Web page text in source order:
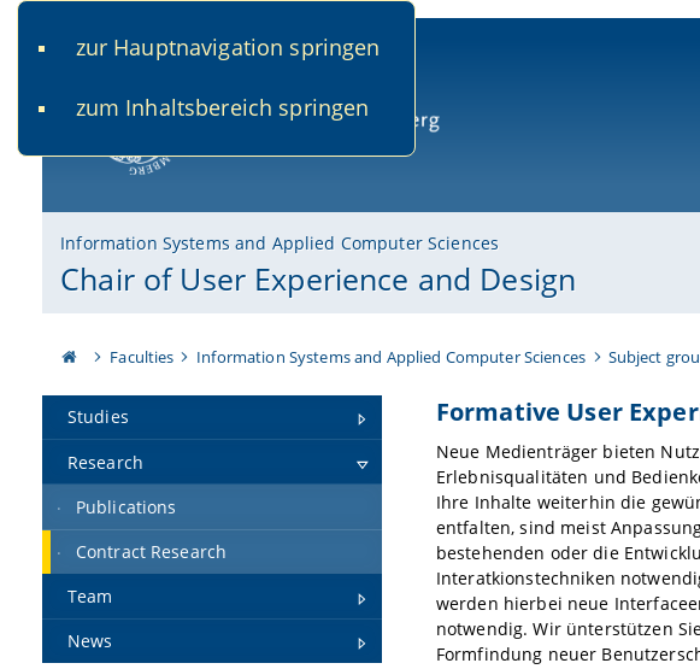
zur Hauptnavigation springen
zum Inhaltsbereich springen
Information Systems and Applied Computer Sciences
Chair of User Experience and Design
Faculties Information Systems and Applied Computer Sciences Subject
Studies
Research
Publications
Contract Research
Team
News
Formative User
Neue Medienträger bieten
Erlebnisqualitäten und
Ihre Inhalte weiterhin die
entfalten, sind meist
bestehenden oder die
Interatkionstechniken
werden hierbei neue
notwendig. Wir ünterstützen
Formfindung neuer